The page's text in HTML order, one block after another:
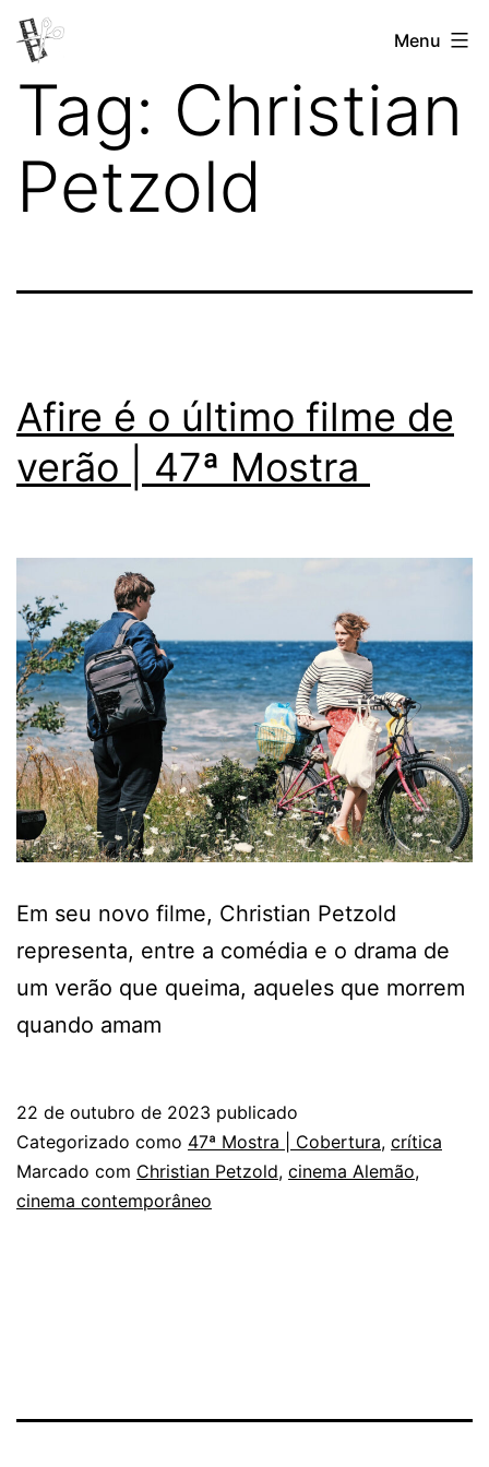
Pular
para
conteúdo
Revista
Vertovina
Menu
Tag: Christian
Petzold
Afire é o último filme de
verão | 47ª Mostra
Em seu novo filme, Christian Petzold
representa, entre a comédia e o drama de
um verão que queima, aqueles que morrem
quando amam
22 de outubro de 2023 publicado
Categorizado como 47ª Mostra | Cobertura, crítica
Marcado com Christian Petzold, cinema Alemão,
cinema contemporâneo